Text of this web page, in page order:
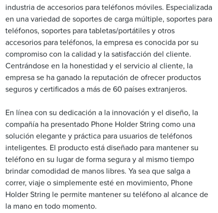
industria de accesorios para teléfonos móviles. Especializada
en una variedad de soportes de carga múltiple, soportes para
teléfonos, soportes para tabletas/portátiles y otros
accesorios para teléfonos, la empresa es conocida por su
compromiso con la calidad y la satisfacción del cliente.
Centrándose en la honestidad y el servicio al cliente, la
empresa se ha ganado la reputación de ofrecer productos
seguros y certificados a más de 60 países extranjeros.
En línea con su dedicación a la innovación y el diseño, la
compañía ha presentado Phone Holder String como una
solución elegante y práctica para usuarios de teléfonos
inteligentes. El producto está diseñado para mantener su
teléfono en su lugar de forma segura y al mismo tiempo
brindar comodidad de manos libres. Ya sea que salga a
correr, viaje o simplemente esté en movimiento, Phone
Holder String le permite mantener su teléfono al alcance de
la mano en todo momento.